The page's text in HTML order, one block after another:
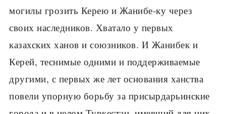
могилы грозить Керею и Жанибе-ку через
своих наследников. Хватало у первых
казахских ханов и союзников. И Жанибек и
Керей, теснимые одними и поддерживаемые
другими, с первых же лет основания ханства
повели упорную борьбу за присырдарьинские